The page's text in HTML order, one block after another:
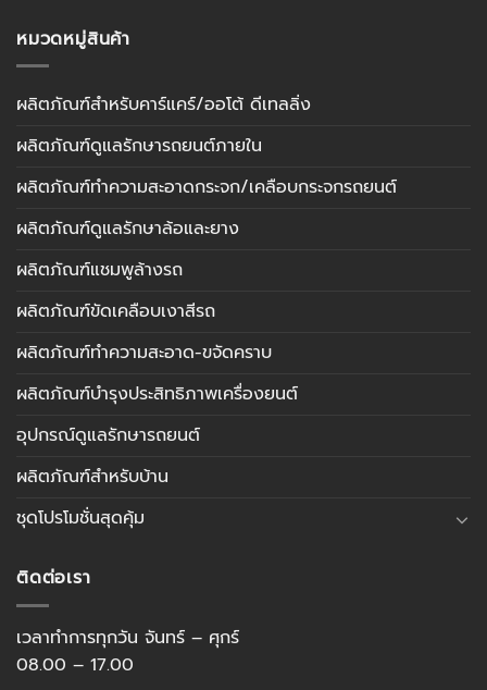
หมวดหมู่สินค้า
ผลิตภัณฑ์สำหรับคาร์แคร์/ออโต้ ดีเทลลิ่ง
ผลิตภัณฑ์ดูแลรักษารถยนต์ภายใน
ผลิตภัณฑ์ทำความสะอาดกระจก/เคลือบกระจกรถยนต์
ผลิตภัณฑ์ดูแลรักษาล้อและยาง
ผลิตภัณฑ์แชมพูล้างรถ
ผลิตภัณฑ์ขัดเคลือบเงาสีรถ
ผลิตภัณฑ์ทำความสะอาด-ขจัดคราบ
ผลิตภัณฑ์บำรุงประสิทธิภาพเครื่องยนต์
อุปกรณ์ดูแลรักษารถยนต์
ผลิตภัณฑ์สำหรับบ้าน
ชุดโปรโมชั่นสุดคุ้ม
ติดต่อเรา
เวลาทำการทุกวัน จันทร์ – ศุกร์
08.00 – 17.00